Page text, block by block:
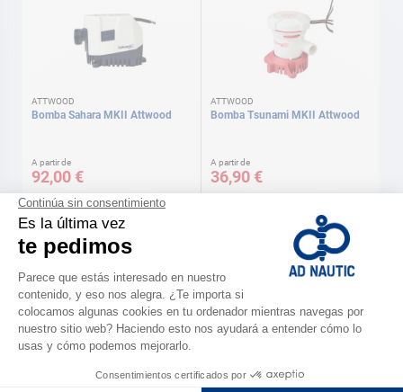
ATTWOOD
Bomba Sahara MKII Attwood
A partir de
92,00 €
Disponible en varias versiones
ATTWOOD
Bomba Tsunami MKII Attwood
A partir de
36,90 €
ATTWOOD